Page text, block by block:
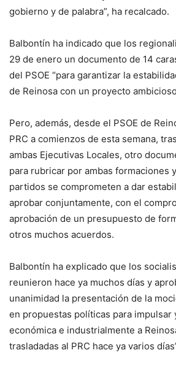
gobierno y de palabra”, ha recalcado.
Balbontín ha indicado que los
29 de enero un documento de 14
del PSOE “para garantizar la
de Reinosa con un proyecto
Pero, además, desde el PSOE de
PRC a comienzos de esta semana,
ambas Ejecutivas Locales, otro
para rubricar por ambas formaciones
partidos se comprometen a dar
aprobar conjuntamente, con el
aprobación de un presupuesto de
otros muchos acuerdos.
Balbontín ha explicado que los
reunieron hace ya muchos días y
unanimidad la presentación de la
en propuestas políticas para impulsar
económica e industrialmente a
trasladadas al PRC hace ya varios